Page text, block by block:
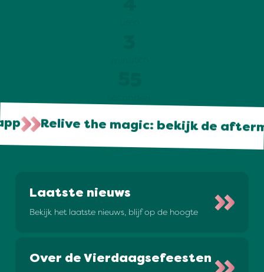
app Relive the magic: bekijk de
Laatste nieuws
Bekijk het laatste nieuws, blijf op de hoogte
Over de Vierdaagsefeesten